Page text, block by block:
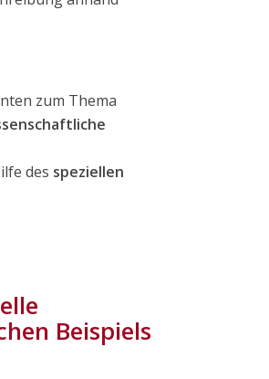
zum Thema
des speziellen
Beispiels